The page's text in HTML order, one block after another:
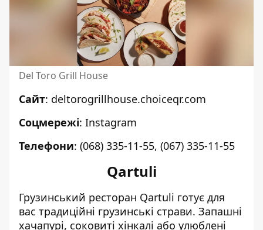
Del Toro Grill House
Сайт: deltorogrillhouse.choiceqr.com
Соцмережі: Instagram
Телефони: (068) 335-11-55, (067) 335-11-55
Qartuli
Грузинський ресторан Qartuli готує для
вас традиційні грузинські страви. Запашні
хачапурі, соковиті хінкалі або улюблені